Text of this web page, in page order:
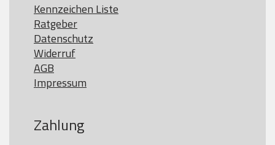
Kennzeichen Liste
Ratgeber
Datenschutz
Widerruf
AGB
Impressum
Zahlung